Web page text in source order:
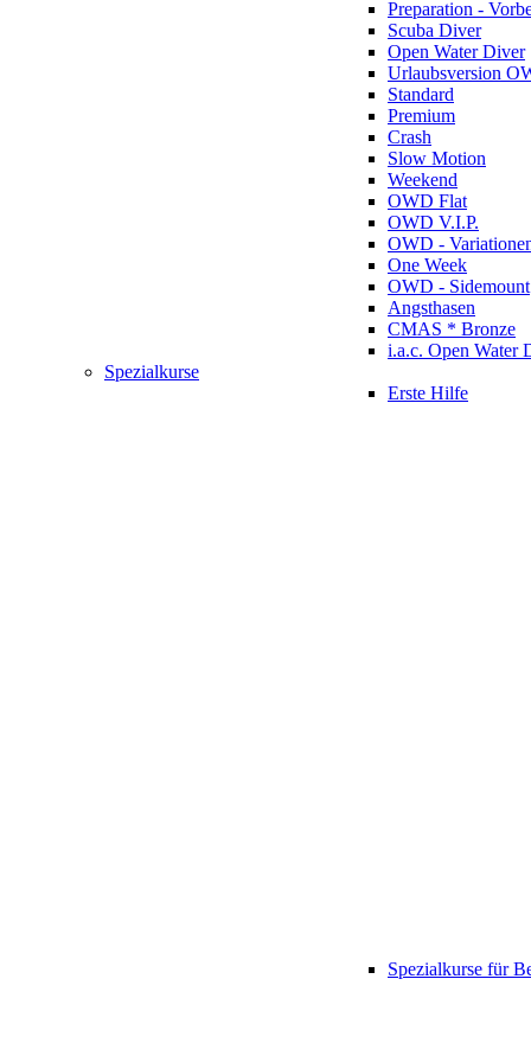
Preparation -
Scuba Diver
Open Water Diver
Urlaubsversion
Standard
Premium
Crash
Slow Motion
Weekend
OWD Flat
OWD V.I.P.
OWD -
One Week
OWD - Sidemount
Angsthasen
CMAS * Bronze
i.a.c. Open Water
Spezialkurse
Erste Hilfe
Spezialkurse für